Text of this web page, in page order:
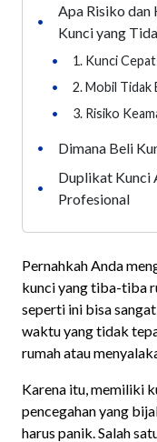
•
Apa Risiko
Kunci yang
•
1. Kunci
•
2. Mobil
•
3. Risiko
• Dimana Beli
•
Duplikat Kunci
Profesional
Pernahkah Anda
kunci yang tiba-tiba
seperti ini bisa
waktu yang tidak
rumah atau
Karena itu, memiliki
pencegahan yang
harus panik. Salah